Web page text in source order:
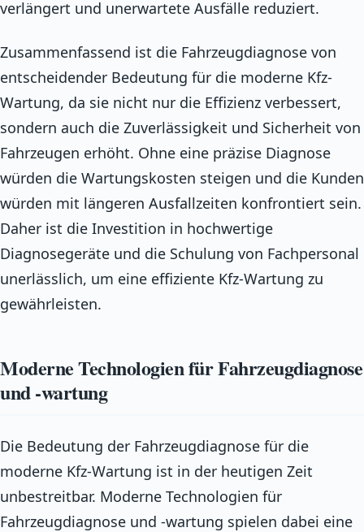
verlängert und unerwartete Ausfälle reduziert.
Zusammenfassend ist die Fahrzeugdiagnose von
entscheidender Bedeutung für die moderne Kfz-
Wartung, da sie nicht nur die Effizienz verbessert,
sondern auch die Zuverlässigkeit und Sicherheit von
Fahrzeugen erhöht. Ohne eine präzise Diagnose
würden die Wartungskosten steigen und die Kunden
würden mit längeren Ausfallzeiten konfrontiert sein.
Daher ist die Investition in hochwertige
Diagnosegeräte und die Schulung von Fachpersonal
unerlässlich, um eine effiziente Kfz-Wartung zu
gewährleisten.
Moderne Technologien für Fahrzeugdiagnose
und -wartung
Die Bedeutung der Fahrzeugdiagnose für die
moderne Kfz-Wartung ist in der heutigen Zeit
unbestreitbar. Moderne Technologien für
Fahrzeugdiagnose und -wartung spielen dabei eine